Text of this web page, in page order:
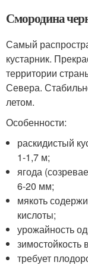
Смородина
Самый
кустарник.
территории
Севера.
летом.
Особенности:
раскидистый
1-1,7 м;
ягода
6-20 мм;
мякоть
кислоты;
урожайность
зимостойкость
требует